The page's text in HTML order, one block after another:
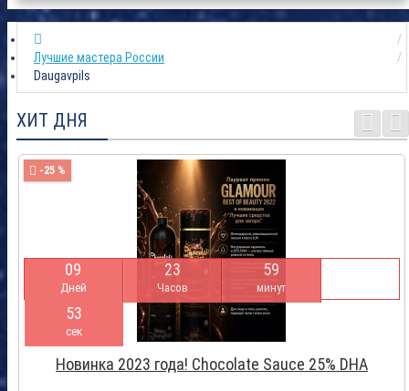
Лучшие мастера России
Daugavpils
ХИТ ДНЯ
-25 %
09
Дней
23
Часов
59
минут
52
сек
Новинка 2023 года! Chocolate Sauce 25% DHA